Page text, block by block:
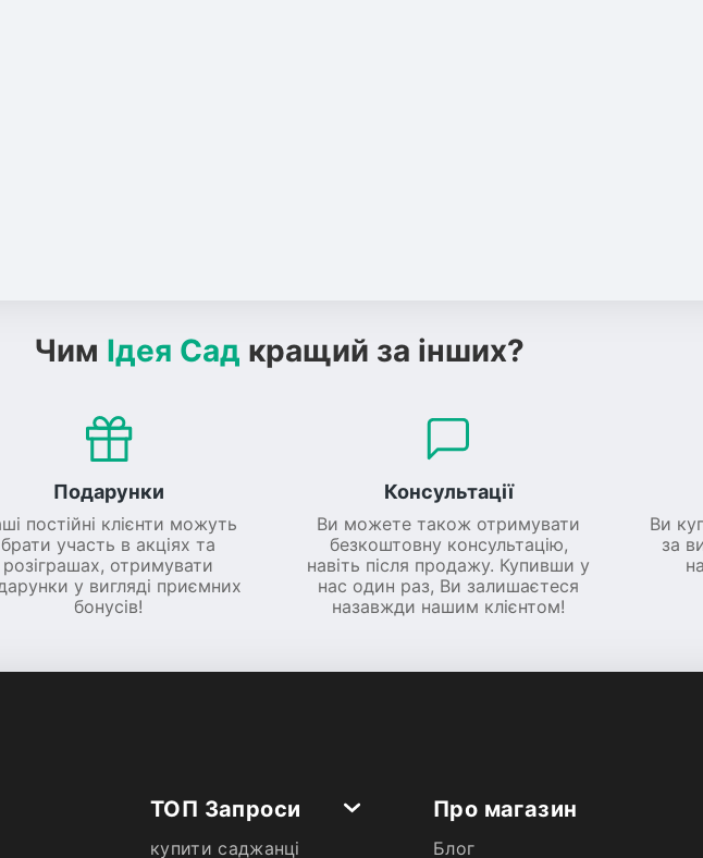
Чим Ідея Сад кращий за інших?
Подарунки
постійні клієнти можуть
брати участь в акціях та
розіграшах, отримувати
у вигляді приємних
бонусів!
Консультації
Ви можете також отримувати
безкоштовну консультацію,
навіть після продажу. Купивши у
нас один раз, Ви залишаєтеся
назавжди нашим клієнтом!
Ви
за
ТОП Запроси
купити саджанці
Про магазин
Блог